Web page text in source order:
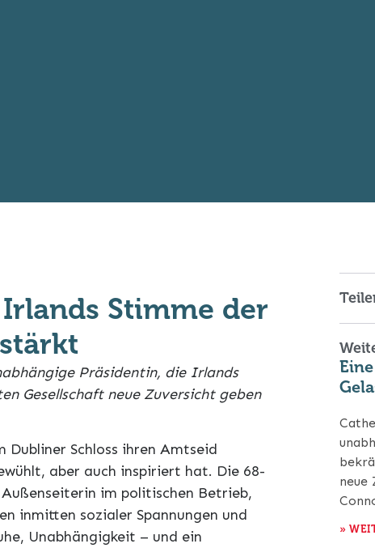
Stimme der
Präsidentin, die Irlands
Gesellschaft neue Zuversicht geben
Dubliner Schloss ihren Amtseid
aber auch inspiriert hat. Die 68-
im politischen Betrieb,
inmitten sozialer Spannungen und
Unabhängigkeit – und ein
neue
»